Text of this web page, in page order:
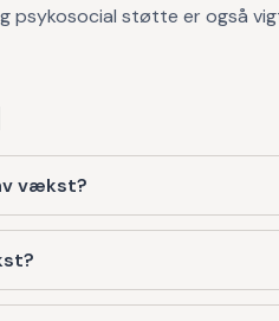
psykosocial støtte er også
vækst?